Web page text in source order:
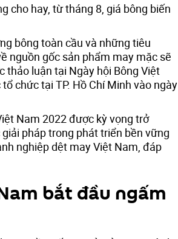
cho hay, từ tháng 8, giá bông biến
bông toàn cầu và những tiêu
nguồn gốc sản phẩm may mặc sẽ
thảo luận tại Ngày hội Bông Việt
chức tại TP. Hồ Chí Minh vào ngày
Nam 2022 được kỳ vọng trở
pháp trong phát triển bền vững
nghiệp dệt may Việt Nam, đáp
bắt đầu ngấm